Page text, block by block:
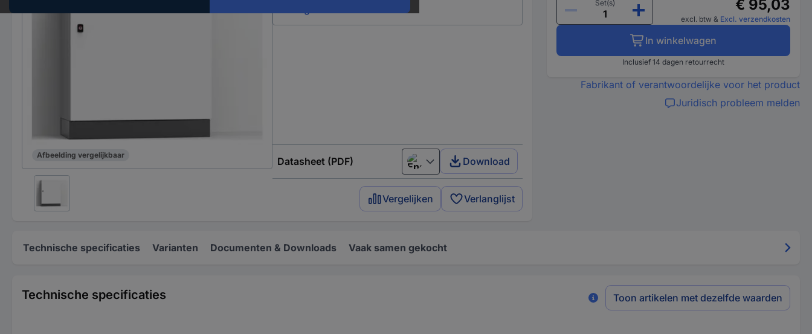
Afbeelding vergelijkbaar
Datasheet (PDF) English Download
Vergelijken Verlanglijst
Set(s)
€ 95,03
excl. btw & Excl. verzendkosten
In winkelwagen
Inclusief 14 dagen retourrecht
Fabrikant of verantwoordelijke voor het product
Juridisch probleem melden
Technische specificaties Varianten Documenten & Downloads Vaak samen gekocht
Technische specificaties Toon artikelen met dezelfde waarden